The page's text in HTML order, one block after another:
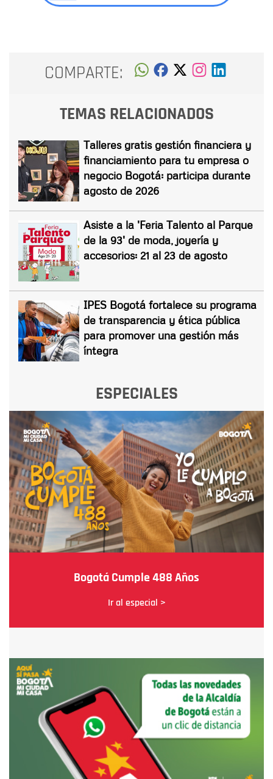
COMPARTE:
TEMAS RELACIONADOS
Talleres gratis gestión financiera y
financiamiento para tu empresa o
negocio Bogotá: participa durante
agosto de 2026
Asiste a la 'Feria Talento al Parque
de la 93' de moda, joyería y
accesorios: 21 al 23 de agosto
IPES Bogotá fortalece su programa
de transparencia y ética pública
para promover una gestión más
íntegra
ESPECIALES
Bogotá Cumple 488 Años
Ir al especial >